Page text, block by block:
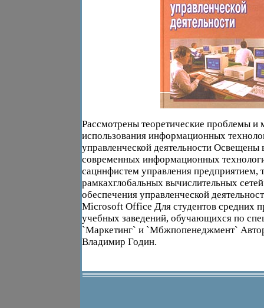
Рассмотрены теоретические проблемы и
использования информационных
управленческой деятельности Освещены
современных информационных
сацннфистем управления предприятием,
рамкахглобальных вычислительных
обеспечения управленческой
Microsoft Office Для студентов средних
учебных заведений, обучающихся по
`Маркетинг` и `Мбжпопенеджмент`
Владимир Годин.